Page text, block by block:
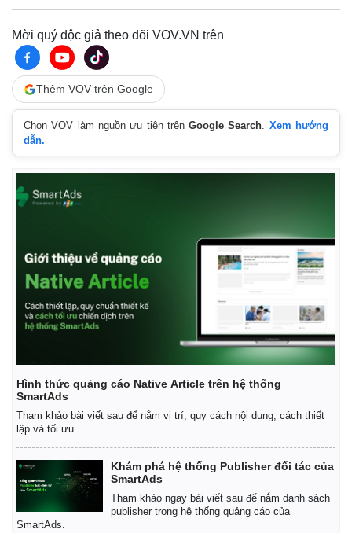
Kinh tế
Bất động sản
Khởi nghiệp
Giá vàng
Tỷ giá
Chứng khoán
Mời quý độc giả theo dõi VOV.VN trên
Thêm VOV trên Google
Chọn VOV làm nguồn ưu tiên trênGoogle Search. Xem hướng
dẫn.
Hình thức quảng cáo Native Article trên hệ thống
SmartAds
Tham khảo bài viết sau để nắm vị trí, quy cách nội dung, cách thiết
lập và tối ưu.
Khám phá hệ thống Publisher đối tác của
SmartAds
Tham khảo ngay bài viết sau để nắm danh sách
publisher trong hệ thống quảng cáo của
SmartAds.